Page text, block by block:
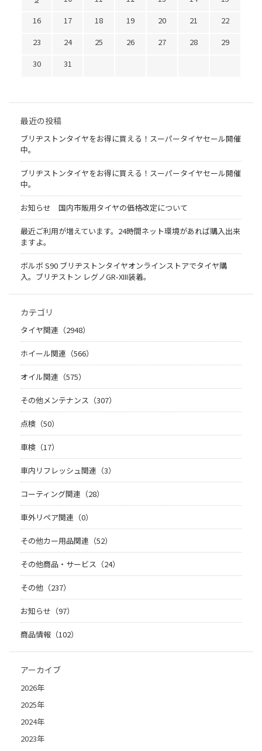
16
17 18 19 20 21
22
23
24 25 26 27 28
29
30
31
最近の投稿
ブリヂストンタイヤをお得に買える！スーパータイヤセール開催
中。
ブリヂストンタイヤをお得に買える！スーパータイヤセール開催
中。
お知らせ 国内市販用タイヤの価格改定について
最近ご利用が増えています。24時間ネット環境があれば購入出来
ますよ。
ボルボ S90 ブリヂストンタイヤオンラインストアでタイヤ購
入。ブリヂストン レグノGR-XIII装着。
カテゴリ
タイヤ関連（2948）
ホイール関連（566）
オイル関連（575）
その他メンテナンス（307）
点検（50）
車検（17）
車内リフレッシュ関連（3）
コーティング関連（28）
車外リペア関連（0）
その他カー用品関連（52）
その他商品・サービス（24）
その他（237）
お知らせ（97）
商品情報（102）
アーカイブ
2026年
2025年
2024年
2023年